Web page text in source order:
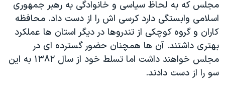
مجلس که به لحاظ سیاسی و خانوادگی به رهبر جمهوری
اسلامی وابستگی دارد کرسی اش را از دست داد. محافظه
کاران و گروه کوچکی از تندروها در دیگر استان ها عملکرد
بهتری داشتند. آن ها همچنان حضور گسترده ای در
مجلس خواهند داشت اما تسلط خود از سال ۱۳۸۲ به این
سو را از دست دادند.